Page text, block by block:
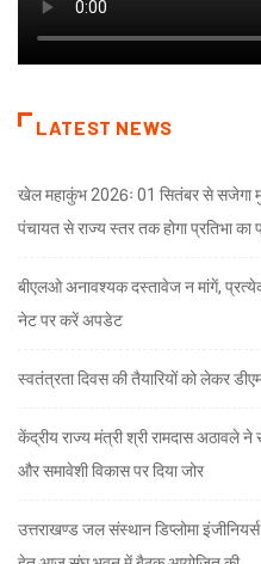
LATEST NEWS
खेल महाकुंभ 2026ः 01 सितंबर से सजेगा
पंचायत से राज्य स्तर तक होगा प्रतिभा का
बीएलओ अनावश्यक दस्तावेज न मांगें,
नेट पर करें अपडेट
स्वतंत्रता दिवस की तैयारियों को लेकर
केंद्रीय राज्य मंत्री श्री रामदास अठावले
और समावेशी विकास पर दिया जोर
उत्तराखण्ड जल संस्थान डिप्लोमा